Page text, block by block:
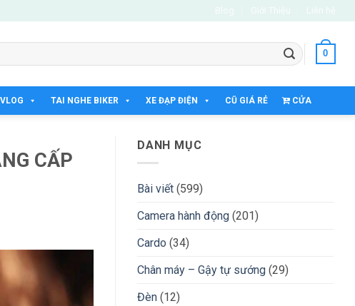
0
TAI NGHE BIKER XE ĐẠP ĐIỆN CŨ GIÁ RẺ CỬA
CẤP
DANH MỤC
Bài viết (599)
Camera hành động (201)
Cardo (34)
Chân máy – Gậy tự sướng (29)
Đèn (12)